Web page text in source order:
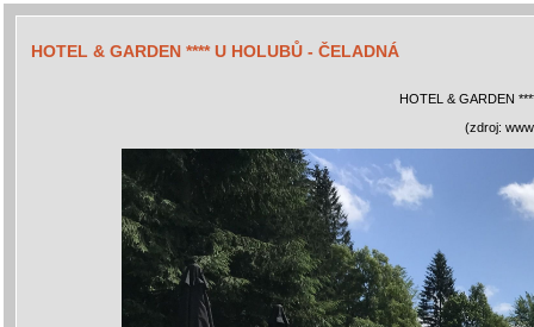
HOTEL & GARDEN **** U HOLUBŮ - ČELADNÁ
HOTEL & GARDEN
(zdroj: